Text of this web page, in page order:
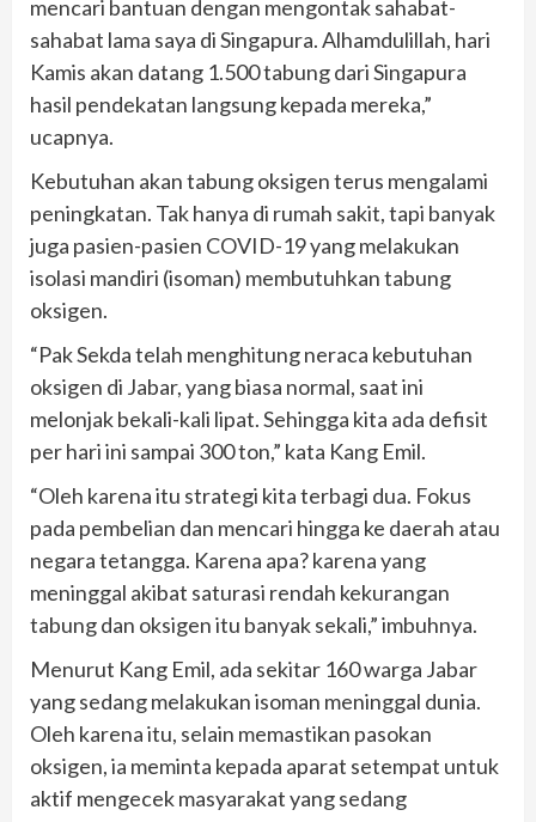
mencari bantuan dengan mengontak sahabat-
sahabat lama saya di Singapura. Alhamdulillah, hari
Kamis akan datang 1.500 tabung dari Singapura
hasil pendekatan langsung kepada mereka,”
ucapnya.
Kebutuhan akan tabung oksigen terus mengalami
peningkatan. Tak hanya di rumah sakit, tapi banyak
juga pasien-pasien COVID-19 yang melakukan
isolasi mandiri (isoman) membutuhkan tabung
oksigen.
“Pak Sekda telah menghitung neraca kebutuhan
oksigen di Jabar, yang biasa normal, saat ini
melonjak bekali-kali lipat. Sehingga kita ada defisit
per hari ini sampai 300 ton,” kata Kang Emil.
“Oleh karena itu strategi kita terbagi dua. Fokus
pada pembelian dan mencari hingga ke daerah atau
negara tetangga. Karena apa? karena yang
meninggal akibat saturasi rendah kekurangan
tabung dan oksigen itu banyak sekali,” imbuhnya.
Menurut Kang Emil, ada sekitar 160 warga Jabar
yang sedang melakukan isoman meninggal dunia.
Oleh karena itu, selain memastikan pasokan
oksigen, ia meminta kepada aparat setempat untuk
aktif mengecek masyarakat yang sedang